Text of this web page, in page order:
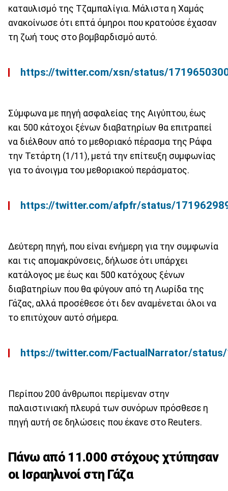
καταυλισμό της Τζαμπαλίγια. Μάλιστα η Χαμάς
ανακοίνωσε ότι επτά όμηροι που κρατούσε έχασαν
τη ζωή τους στο βομβαρδισμό αυτό.
https://twitter.com/xsn/status/
Σύμφωνα με πηγή ασφαλείας της Αιγύπτου, έως
και 500 κάτοχοι ξένων διαβατηρίων θα επιτραπεί
να διέλθουν από το μεθοριακό πέρασμα της Ράφα
την Τετάρτη (1/11), μετά την επίτευξη συμφωνίας
για το άνοιγμα του μεθοριακού περάσματος.
https://twitter.com/afpfr/status/
Δεύτερη πηγή, που είναι ενήμερη για την συμφωνία
και τις απομακρύνσεις, δήλωσε ότι υπάρχει
κατάλογος με έως και 500 κατόχους ξένων
διαβατηρίων που θα φύγουν από τη Λωρίδα της
Γάζας, αλλά προσέθεσε ότι δεν αναμένεται όλοι να
το επιτύχουν αυτό σήμερα.
https://twitter.com/FactualNarrator/
Περίπου 200 άνθρωποι περίμεναν στην
παλαιστινιακή πλευρά των συνόρων πρόσθεσε η
πηγή αυτή σε δηλώσεις που έκανε στο Reuters.
Πάνω από 11.000 στόχους χτύπησαν
οι Ισραηλινοί στη Γάζα